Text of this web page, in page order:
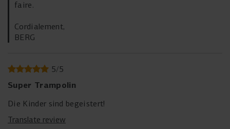
faire.
Cordialement,
BERG
5/5
Super Trampolin
Die Kinder sind begeistert!
Translate review